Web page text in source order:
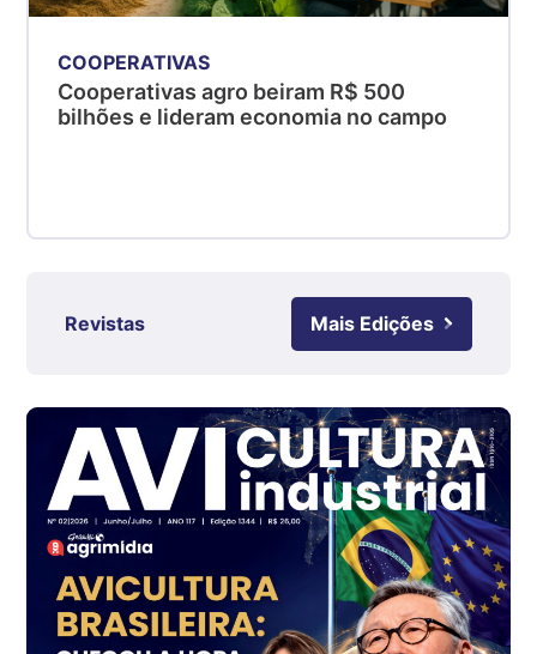
PR
kg
Suíno - Estadual
Suíno - Estadual
Ovo Branco - Regional
Branco
R$ 144,99
Ovo Vermelho - Regional
Grande São Paulo (SP)
COOPERATIVAS
Cooperativas agro beiram R$ 500
bilhões e lideram economia no campo
Revistas Mais Edições